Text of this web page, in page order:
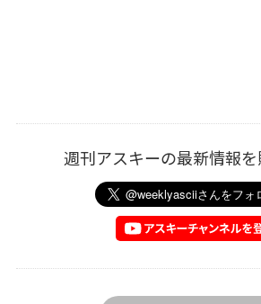
週刊アスキーの最新情報